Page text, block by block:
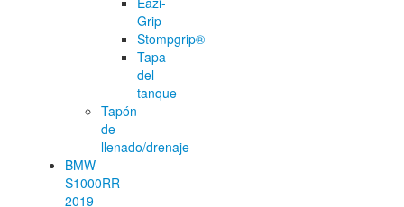
Grip
Stompgrip®
Tapa
del
tanque
Tapón
de
llenado/drenaje
BMW
S1000RR
2019-